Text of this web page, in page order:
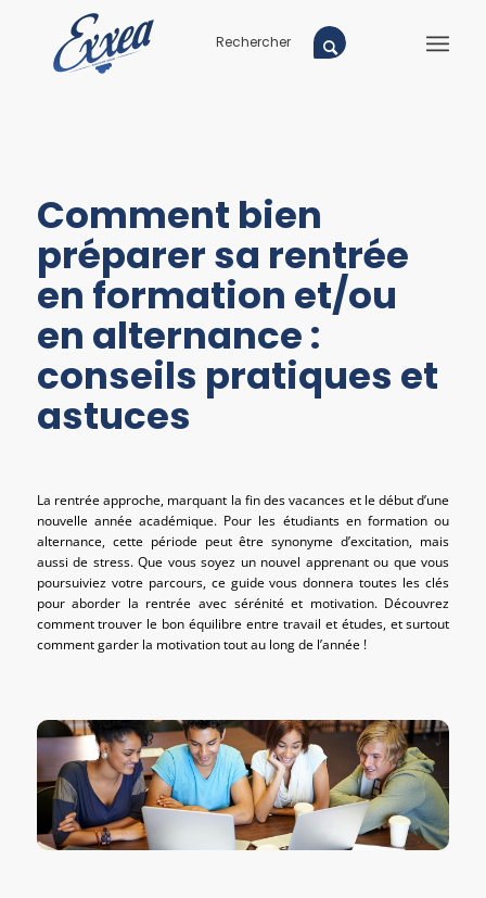
Comment bien
préparer sa rentrée
en formation et/ou
en alternance :
conseils pratiques et
astuces
La rentrée approche, marquant la fin des vacances et le début d’une
nouvelle année académique. Pour les étudiants en formation ou
alternance, cette période peut être synonyme d’excitation, mais
aussi de stress. Que vous soyez un nouvel apprenant ou que vous
poursuiviez votre parcours, ce guide vous donnera toutes les clés
pour aborder la rentrée avec sérénité et motivation. Découvrez
comment trouver le bon équilibre entre travail et études, et surtout
comment garder la motivation tout au long de l’année !